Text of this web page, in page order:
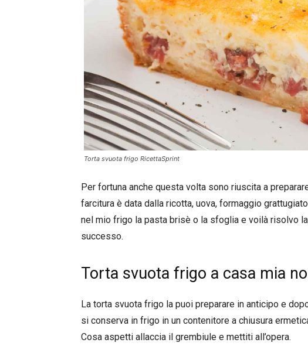
Torta svuota frigo RicettaSprint
Per fortuna anche questa volta sono riuscita a
farcitura è data dalla ricotta, uova, formaggio
nel mio frigo la pasta brisè o la sfoglia e voilà risolvo
successo.
Torta svuota frigo a casa mia
La torta svuota frigo la puoi preparare in anticipo e
si conserva in frigo in un contenitore a chiusura
Cosa aspetti allaccia il grembiule e mettiti all’opera.